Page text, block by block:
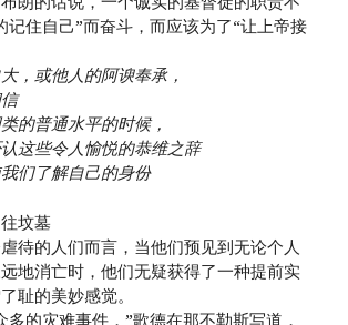
记住自己”而奋斗，而应该为了“让上帝接
，或他人的阿谀奉承，
的普通水平的时候，
这些令人愉悦的恭维之辞
们了解自己的身份
坟墓
待的人们而言，当他们预见到无论个人
地消亡时，他们无疑获得了一种提前实
耻的美妙感觉。
多的灾难事件，”歌德在那不勒斯写道，